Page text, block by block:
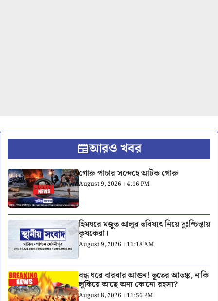
আরও খবর
গোরু পাচার সন্দেহে আটক গোরু
August 9, 2026 । 4:16 PM
হিমঘরে মজুত আলুর ভবিষ্যৎ নিয়ে দুঃশ্চিন্তায়
কৃষকেরা।
August 9, 2026 । 11:18 AM
বন্ধ ঘরে বারবার আগুন! ভূতের আতঙ্ক, নাকি
লুকিয়ে আছে অন্য কোনো রহস্য?
August 8, 2026 । 11:56 PM